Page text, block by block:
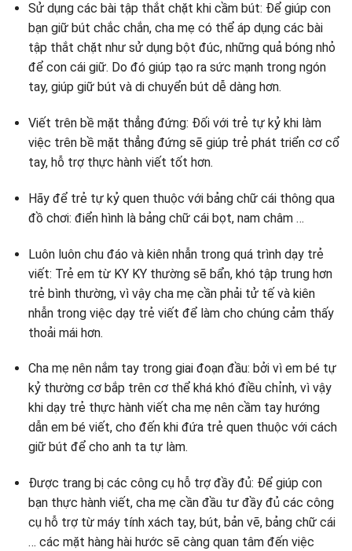
Sử dụng các bài tập thắt chặt khi cầm bút: Để giúp con
bạn giữ bút chắc chắn, cha mẹ có thể áp dụng các bài
tập thắt chặt như sử dụng bột đúc, những quả bóng nhỏ
để con cái giữ. Do đó giúp tạo ra sức mạnh trong ngón
tay, giúp giữ bút và di chuyển bút dễ dàng hơn.
Viết trên bề mặt thẳng đứng: Đối với trẻ tự kỷ khi làm
việc trên bề mặt thẳng đứng sẽ giúp trẻ phát triển cơ cổ
tay, hỗ trợ thực hành viết tốt hơn.
Hãy để trẻ tự kỷ quen thuộc với bảng chữ cái thông qua
đồ chơi: điển hình là bảng chữ cái bọt, nam châm …
Luôn luôn chu đáo và kiên nhẫn trong quá trình dạy trẻ
viết: Trẻ em từ KY KY thường sẽ bẩn, khó tập trung hơn
trẻ bình thường, vì vậy cha mẹ cần phải tử tế và kiên
nhẫn trong việc dạy trẻ viết để làm cho chúng cảm thấy
thoải mái hơn.
Cha mẹ nên nắm tay trong giai đoạn đầu: bởi vì em bé tự
kỷ thường cơ bắp trên cơ thể khá khó điều chỉnh, vì vậy
khi dạy trẻ thực hành viết cha mẹ nên cầm tay hướng
dẫn em bé viết, cho đến khi đứa trẻ quen thuộc với cách
giữ bút để cho anh ta tự làm.
Được trang bị các công cụ hỗ trợ đầy đủ: Để giúp con
bạn thực hành viết, cha mẹ cần đầu tư đầy đủ các công
cụ hỗ trợ từ máy tính xách tay, bút, bản vẽ, bảng chữ cái
… các mặt hàng hài hước sẽ càng quan tâm đến việc